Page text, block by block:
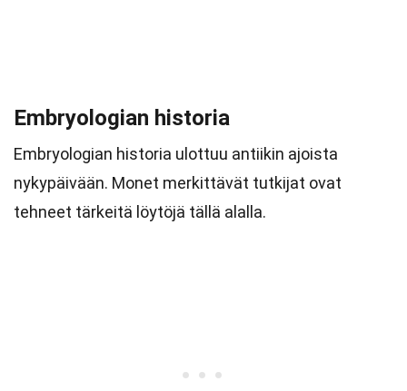
Embryologian historia
Embryologian historia ulottuu antiikin ajoista
nykypäivään. Monet merkittävät tutkijat ovat
tehneet tärkeitä löytöjä tällä alalla.